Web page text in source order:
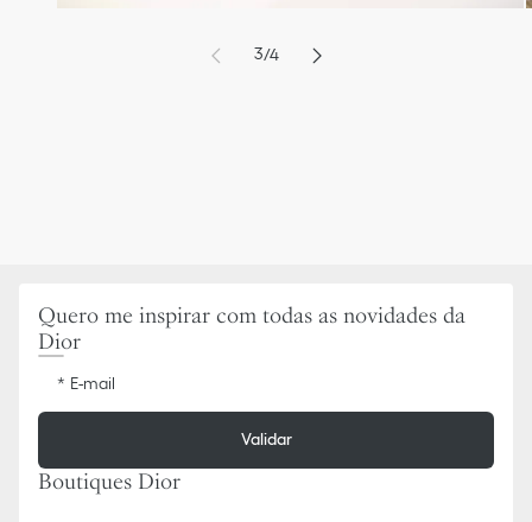
3/4
Quero me inspirar com todas as novidades da
Dior
E-mail
Validar
Boutiques Dior